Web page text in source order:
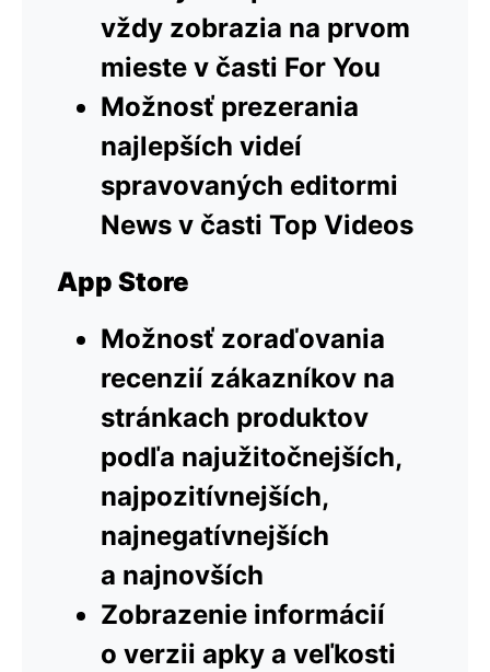
vždy zobrazia na prvom
mieste v časti For You
Možnosť prezerania
najlepších videí
spravovaných editormi
News v časti Top Videos
App Store
Možnosť zoraďovania
recenzií zákazníkov na
stránkach produktov
podľa najužitočnejších,
najpozitívnejších,
najnegatívnejších
a najnovších
Zobrazenie informácií
o verzii apky a veľkosti